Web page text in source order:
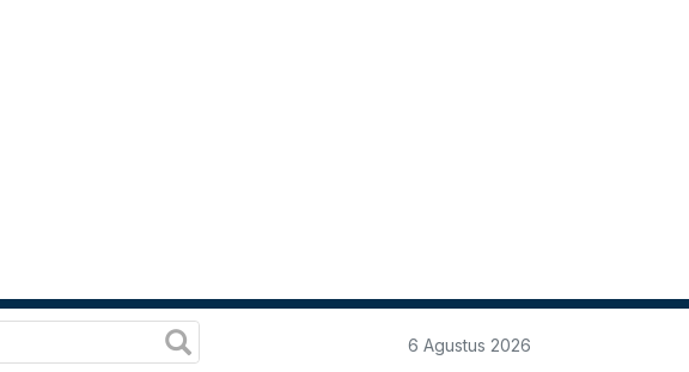
6 Agustus 2026